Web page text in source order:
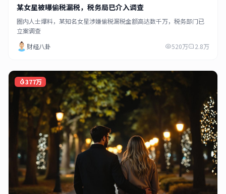
某女星被曝偷税漏税，税务局已介入调查
圈内人士爆料，某知名女星涉嫌偷税漏税金额高达数千万，税务部门已
立案调查
财经八卦
520万 2.8万
377万